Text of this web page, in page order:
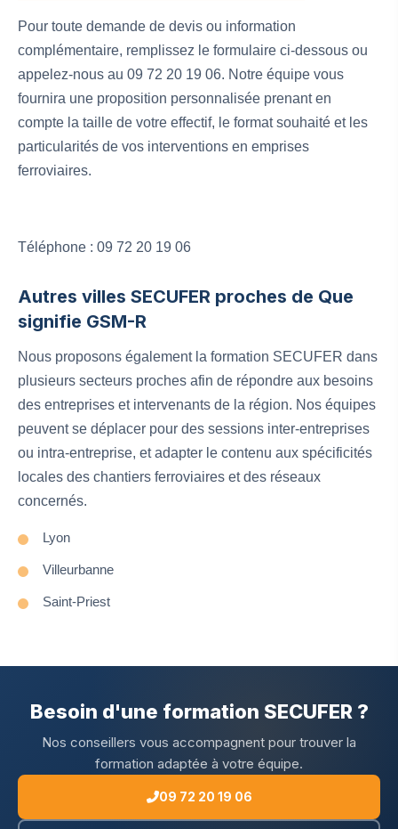
Pour toute demande de devis ou information
complémentaire, remplissez le formulaire ci‑dessous ou
appelez-nous au 09 72 20 19 06. Notre équipe vous
fournira une proposition personnalisée prenant en
compte la taille de votre effectif, le format souhaité et les
particularités de vos interventions en emprises
ferroviaires.
Téléphone : 09 72 20 19 06
Autres villes SECUFER proches de Que
signifie GSM-R
Nous proposons également la formation SECUFER dans
plusieurs secteurs proches afin de répondre aux besoins
des entreprises et intervenants de la région. Nos équipes
peuvent se déplacer pour des sessions inter‑entreprises
ou intra‑entreprise, et adapter le contenu aux spécificités
locales des chantiers ferroviaires et des réseaux
concernés.
Lyon
Villeurbanne
Saint‑Priest
Besoin d'une formation SECUFER ?
Nos conseillers vous accompagnent pour trouver la
formation adaptée à votre équipe.
09 72 20 19 06